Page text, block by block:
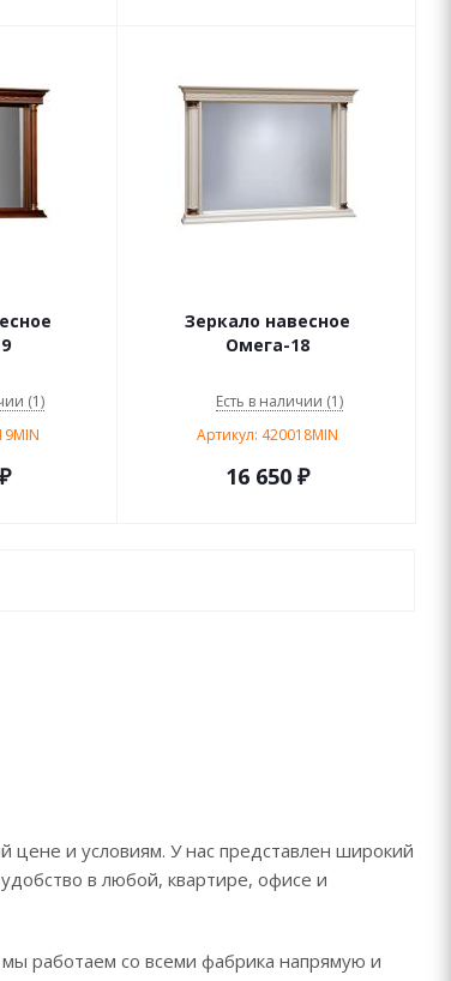
(1)
Зеркало навесное
Омега-18
Есть в наличии (1)
Артикул: 420018MIN
16 650₽
и условиям. У нас представлен широкий
в любой, квартире, офисе и
работаем со всеми фабрика напрямую и